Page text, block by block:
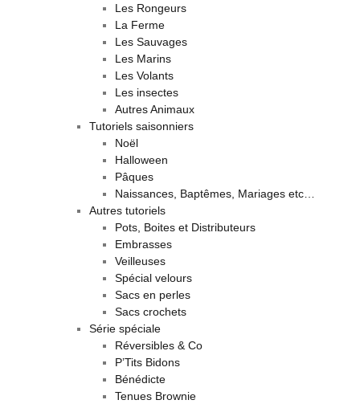
Les Rongeurs
La Ferme
Les Sauvages
Les Marins
Les Volants
Les insectes
Autres Animaux
Tutoriels saisonniers
Noël
Halloween
Pâques
Naissances, Baptêmes, Mariages etc…
Autres tutoriels
Pots, Boites et Distributeurs
Embrasses
Veilleuses
Spécial velours
Sacs en perles
Sacs crochets
Série spéciale
Réversibles & Co
P’Tits Bidons
Bénédicte
Tenues Brownie